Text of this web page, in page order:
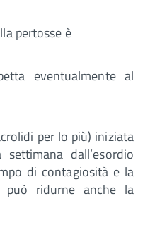
pertosse è
eventualmente al
per lo più) iniziata
dall’esordio
di contagiosità e la
ridurne anche la